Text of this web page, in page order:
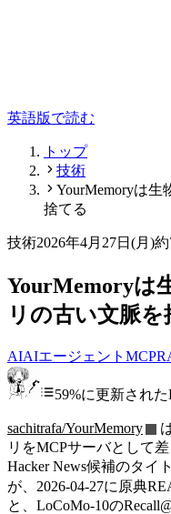
英語版で読む
トップ
技術
YourMemoryは
捨てる
技術2026年4月27日(月)
YourMemoryは
リの古い文脈を
AIAIエージェント MCP
59%に更新され
sachitrafa/YourMemory
リをMCPサーバとして差
Hacker News候補のタイ
が、2026-04-27に原典
と、LoCoMo-10の